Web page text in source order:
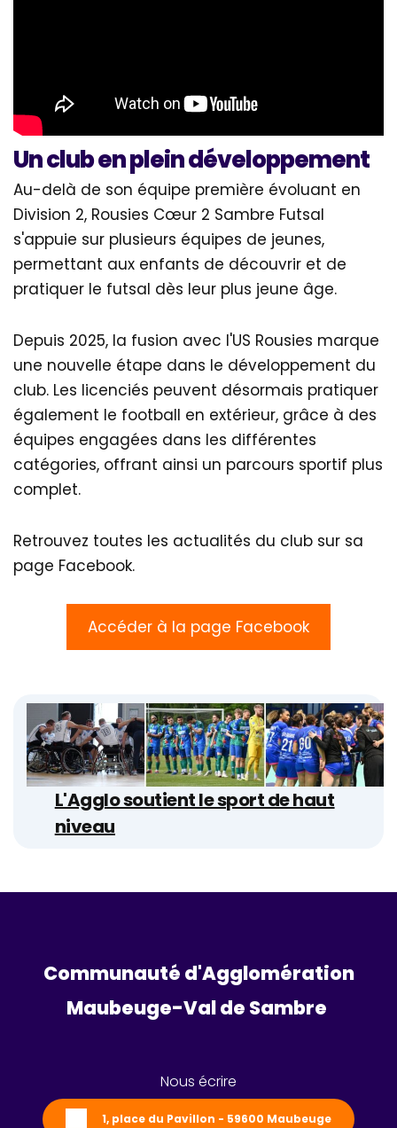
Un club en plein développement
Au-delà de son équipe première évoluant en
Division 2, Rousies Cœur 2 Sambre Futsal
s'appuie sur plusieurs équipes de jeunes,
permettant aux enfants de découvrir et de
pratiquer le futsal dès leur plus jeune âge.
Depuis 2025, la fusion avec l'US Rousies marque
une nouvelle étape dans le développement du
club. Les licenciés peuvent désormais pratiquer
également le football en extérieur, grâce à des
équipes engagées dans les différentes
catégories, offrant ainsi un parcours sportif plus
complet.
Retrouvez toutes les actualités du club sur sa
page Facebook.
Accéder à la page Facebook
L'Agglo soutient le sport de haut
niveau
Communauté d'Agglomération
Maubeuge-Val de Sambre
Nous écrire
1, place du Pavillon - 59600 Maubeuge